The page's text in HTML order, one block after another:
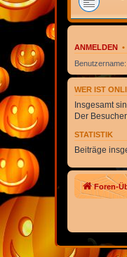
ANMELDEN •
Benutzername:
WER IST
Insgesamt
Der
STATISTIK
Beiträge
Foren-